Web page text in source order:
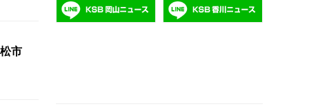
市